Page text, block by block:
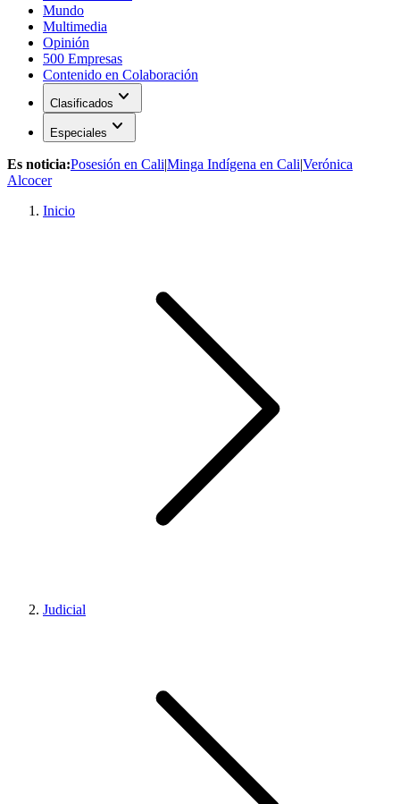
Mundo
Multimedia
Opinión
500 Empresas
Contenido en Colaboración
Clasificados expand_more
Especiales expand_more
Es noticia:Posesión en Cali|Minga Indígena en Cali|Verónica
Alcocer
Inicio
Judicial